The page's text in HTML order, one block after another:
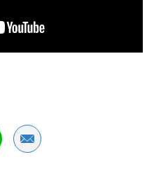
Share by Email